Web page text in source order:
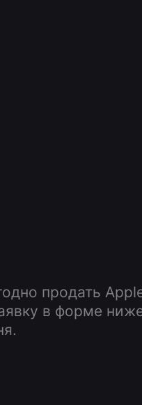
продать
в форме